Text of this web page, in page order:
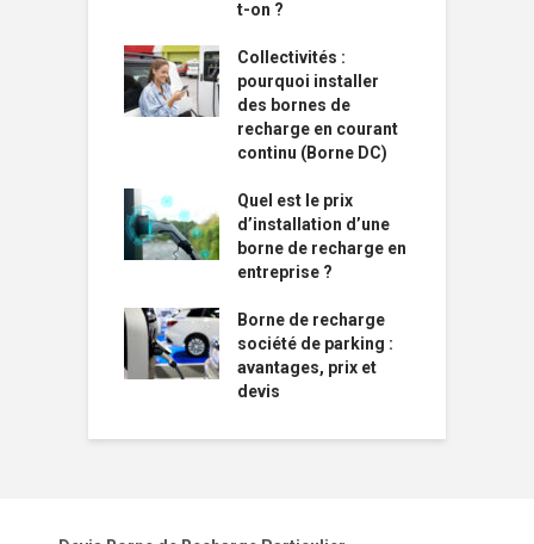
t-on ?
Collectivités :
pourquoi installer
des bornes de
recharge en courant
continu (Borne DC)
Quel est le prix
d’installation d’une
borne de recharge en
entreprise ?
Borne de recharge
société de parking :
avantages, prix et
devis